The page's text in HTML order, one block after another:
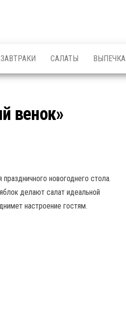
ЗАВТРАКИ САЛАТЫ ВЫПЕЧКА
венок»
новогоднего стола.
делают салат идеальной
настроение гостям.